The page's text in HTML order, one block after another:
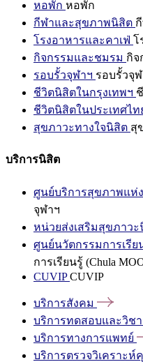
หอพัก หอพัก
กีฬาและสุขภาพนิสิต
โรงอาหารและคาเฟ่ โ
กิจกรรมและชมรม กิจ
รอบรั้วจุฬาฯ รอบรั้วจุ
ชีวิตนิสิตในกรุงเทพฯ
ชีวิตนิสิตในประเทศไท
สุขภาวะทางใจนิสิต สุ
บริการนิสิต
ศูนย์บริการสุขภาพแห่
จุฬาฯ
หน่วยส่งเสริมสุขภาว
ศูนย์นวัตกรรมการเรีย
การเรียนรู้ (Chula
CUVIPCUVIP
บริการสังคม
บริการทดสอบและวิช
บริการทางการแพทย์
บริการตรวจวิเคราะ